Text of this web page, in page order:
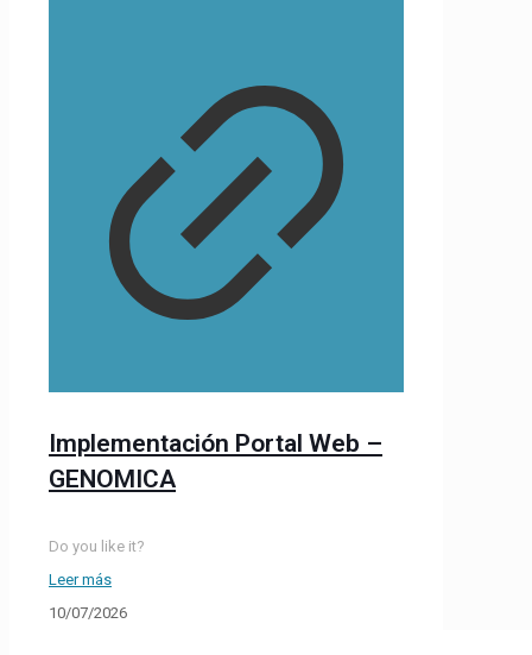
Implementación Portal Web –
GENOMICA
Do you like it?
Leer más
10/07/2026